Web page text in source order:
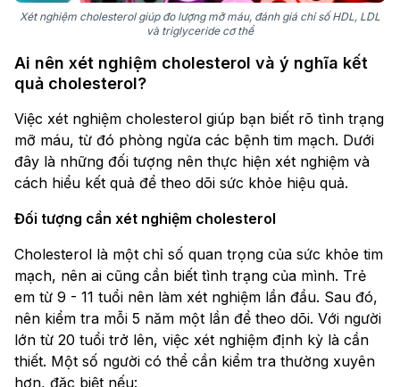
Xét nghiệm cholesterol giúp đo lượng mỡ máu, đánh giá chỉ số HDL, LDL
và triglyceride cơ thể
Ai nên xét nghiệm cholesterol và ý nghĩa kết
quả cholesterol?
Việc xét nghiệm cholesterol giúp bạn biết rõ tình trạng
mỡ máu, từ đó phòng ngừa các bệnh tim mạch. Dưới
đây là những đối tượng nên thực hiện xét nghiệm và
cách hiểu kết quả để theo dõi sức khỏe hiệu quả.
Đối tượng cần xét nghiệm cholesterol
Cholesterol là một chỉ số quan trọng của sức khỏe tim
mạch, nên ai cũng cần biết tình trạng của mình. Trẻ
em từ 9 - 11 tuổi nên làm xét nghiệm lần đầu. Sau đó,
nên kiểm tra mỗi 5 năm một lần để theo dõi. Với người
lớn từ 20 tuổi trở lên, việc xét nghiệm định kỳ là cần
thiết. Một số người có thể cần kiểm tra thường xuyên
hơn, đặc biệt nếu: